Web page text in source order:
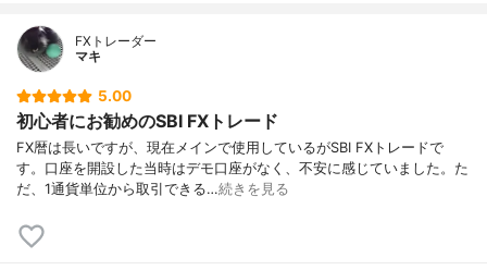
FXトレーダー
マキ
5.00
初心者にお勧めのSBI FXトレード
FX暦は長いですが、現在メインで使用しているがSBI FXトレードで
す。口座を開設した当時はデモ口座がなく、不安に感じていました。た
だ、1通貨単位から取引できる…続きを見る